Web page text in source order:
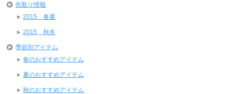
先取り情報
2015 春夏
2015 秋冬
季節別アイテム
春のおすすめアイテム
夏のおすすめアイテム
秋のおすすめアイテム